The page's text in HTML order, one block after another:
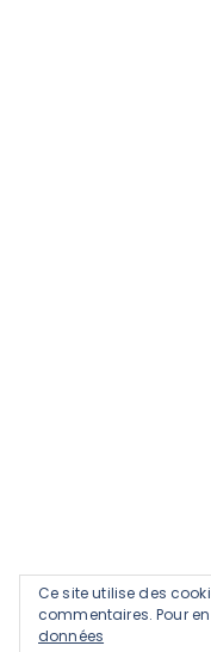
Ce site utilise des
commentaires. Pour
données